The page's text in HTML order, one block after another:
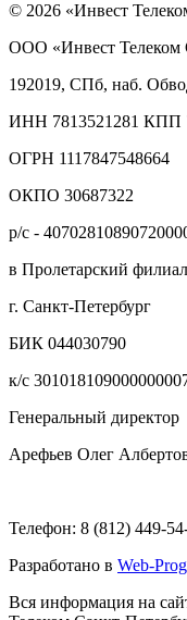
© 2026 «Инвест
ООО «Инвест Телеком
192019, СПб, наб.
ИНН 7813521281 КПП
ОГРН 1117847548664
ОКПО 30687322
р/с -
в Пролетарский
г. Санкт-Петербург
БИК 044030790
к/с
Генеральный директор
Арефьев Олег
Телефон: 8 (812) 449-
Разработано в Web-
Вся информация на